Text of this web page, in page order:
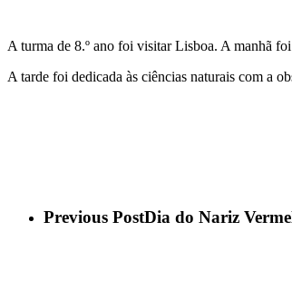
A turma de 8.º ano foi visitar Lisboa. A manhã
A tarde foi dedicada às ciências naturais com a
Previous PostDia do Nariz